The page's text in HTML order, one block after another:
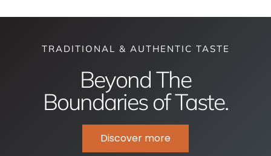
TRADITIONAL & AUTHENTIC TASTE
Beyond The
Boundaries of Taste.
Discover more